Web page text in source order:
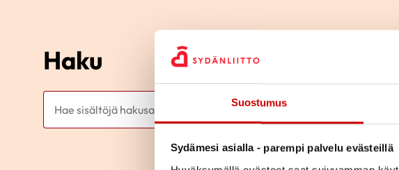
Suostumus
Sydämesi asialla - parempi palvelu evästeillä
Haku